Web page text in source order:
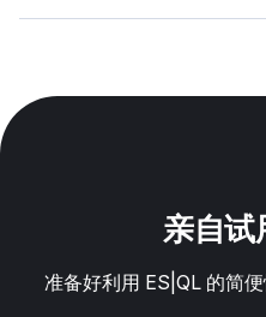
亲自试
准备好利用 ES|QL 的简